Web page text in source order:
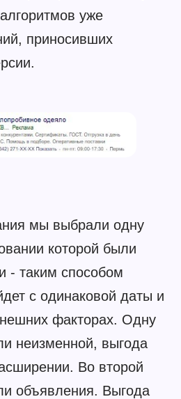
уже
приносивших
мы выбрали одну
которой были
- таким способом
с одинаковой даты и
факторах. Одну
неизменной, выгода
Во второй
объявления. Выгода